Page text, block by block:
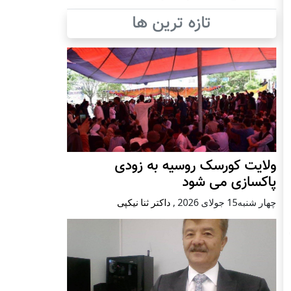
تازه ترین ها
ولایت کورسک روسیه به زودی
پاکسازی می شود
چهار شنبه15 جولای 2026 , داکتر ثنا نیکپی